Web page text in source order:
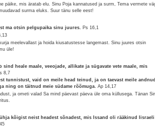
päike, mis äratab elu. Sinu Poja kannatused ja surm, Tema vermete
surma eluks. Suur tänu selle eest!
ma otsin pelgupaika sinu juures. Ps 16,1
meelevallast ja hoida kiusatustesse langemast. Sinu juures otsin
üle!
sind heale maale, veeojade, allikate ja sügavate vete maale, mis
8,7
tunnistust, vaid on meile head teinud, ja on taevast meile andnud
ning on täitnud meie südame rõõmuga.Ap 14,17
ja ometi valad Sa mind päevast päeva üle oma küllusega. Tänan
kõigist neist headest sõnadest, mis Issand oli rääkinud Iisraeli